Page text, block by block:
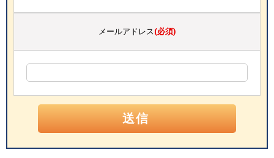
メールアドレス(必須)